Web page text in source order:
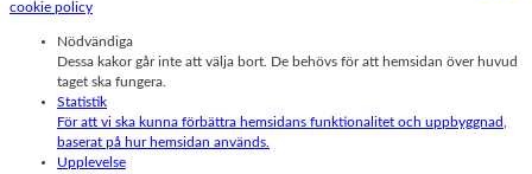
cookie policy
Nödvändiga
Dessa kakor går inte att välja bort. De behövs för att hemsidan över huvud
taget ska fungera.
Statistik
För att vi ska kunna förbättra hemsidans funktionalitet och uppbyggnad,
baserat på hur hemsidan används.
Upplevelse